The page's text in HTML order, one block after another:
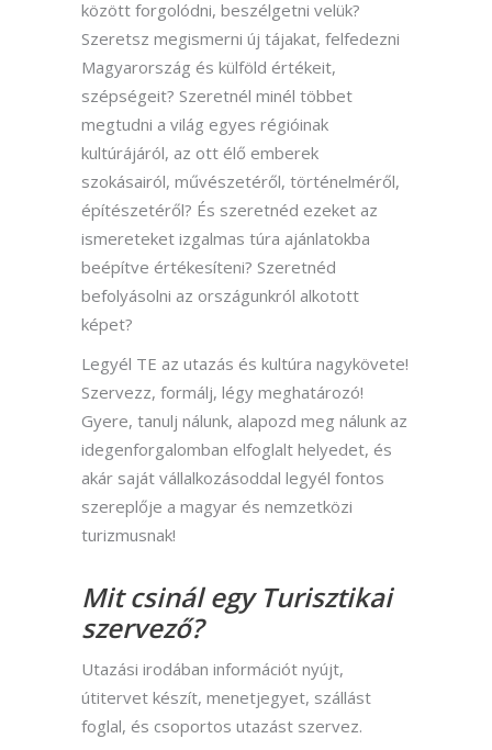
között forgolódni, beszélgetni velük?
Szeretsz megismerni új tájakat, felfedezni
Magyarország és külföld értékeit,
szépségeit? Szeretnél minél többet
megtudni a világ egyes régióinak
kultúrájáról, az ott élő emberek
szokásairól, művészetéről, történelméről,
építészetéről? És szeretnéd ezeket az
ismereteket izgalmas túra ajánlatokba
beépítve értékesíteni? Szeretnéd
befolyásolni az országunkról alkotott
képet?
Legyél TE az utazás és kultúra nagykövete!
Szervezz, formálj, légy meghatározó!
Gyere, tanulj nálunk, alapozd meg nálunk az
idegenforgalomban elfoglalt helyedet, és
akár saját vállalkozásoddal legyél fontos
szereplője a magyar és nemzetközi
turizmusnak!
Mit csinál egy Turisztikai
szervező?
Utazási irodában információt nyújt,
útitervet készít, menetjegyet, szállást
foglal, és csoportos utazást szervez.